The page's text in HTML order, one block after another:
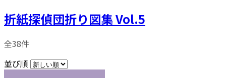
折紙探偵団折り図集 Vol.5
全38件
並び順